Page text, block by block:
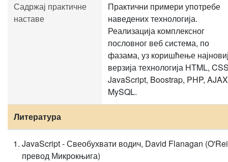
Садржај практичне
наставе
Практични примери употребе
наведених технологија.
Реализација комплексног
пословног веб система, по
фазама, уз коришћење
верзија технологија HTML,
JavaScript, Boostrap, PHP,
MySQL.
Литература
JavaScript - Свеобухвати водич, David Flanagan
превод Микрокњига)